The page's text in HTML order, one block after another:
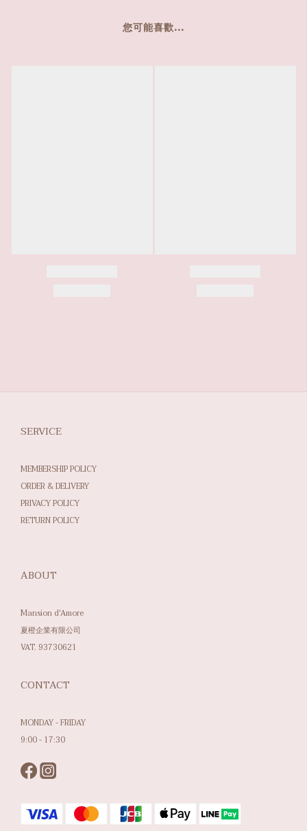
您可能喜歡...
SERVICE
MEMBERSHIP POLICY
ORDER & DELIVERY
PRIVACY POLICY
RETURN POLICY
ABOUT
Mansion d'Amore
夏橙企業有限公司
VAT. 93730621
CONTACT
MONDAY - FRIDAY
9:00 - 17:30